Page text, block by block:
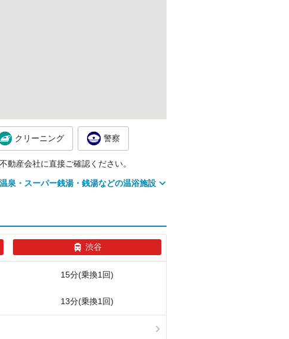
クリーニング 警察
動産会社に直接ご確認ください。
泉・スーパー銭湯・銭湯などの温浴施設
渋谷
15分(乗換1回)
13分(乗換1回)